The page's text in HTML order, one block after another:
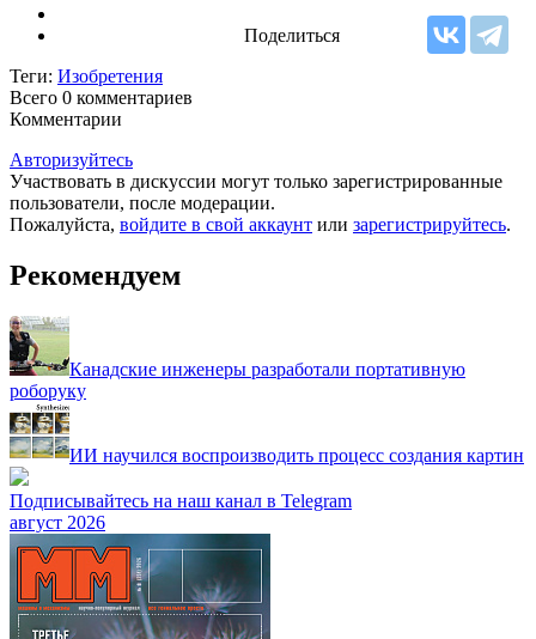
Поделиться
Теги: Изобретения
Всего 0 комментариев
Комментарии
Авторизуйтесь
Участвовать в дискуссии могут только зарегистрированные
пользователи, после модерации.
Пожалуйста, войдите в свой аккаунт или зарегистрируйтесь.
Рекомендуем
Канадские инженеры разработали портативную
роборуку
ИИ научился воспроизводить процесс создания картин
Подписывайтесь на наш канал в Telegram
август 2026